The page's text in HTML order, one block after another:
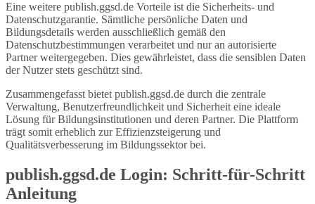
Eine weitere publish.ggsd.de Vorteile ist die Sicherheits- und
Datenschutzgarantie. Sämtliche persönliche Daten und
Bildungsdetails werden ausschließlich gemäß den
Datenschutzbestimmungen verarbeitet und nur an autorisierte
Partner weitergegeben. Dies gewährleistet, dass die sensiblen Daten
der Nutzer stets geschützt sind.
Zusammengefasst bietet publish.ggsd.de durch die zentrale
Verwaltung, Benutzerfreundlichkeit und Sicherheit eine ideale
Lösung für Bildungsinstitutionen und deren Partner. Die Plattform
trägt somit erheblich zur Effizienzsteigerung und
Qualitätsverbesserung im Bildungssektor bei.
publish.ggsd.de Login: Schritt-für-Schritt
Anleitung